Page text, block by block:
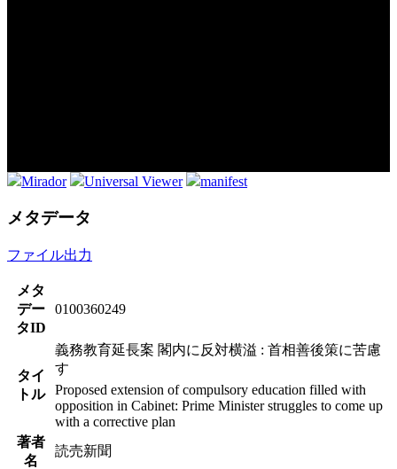
Mirador Universal Viewer manifest
メタデータ
ファイル出力
メタ
デー
タID
0100360249
タイ
トル
義務教育延長案 閣内に反対横溢 : 首相善後策に苦慮
す
Proposed extension of compulsory education filled with
opposition in Cabinet: Prime Minister struggles to come up
with a corrective plan
著者
名
読売新聞